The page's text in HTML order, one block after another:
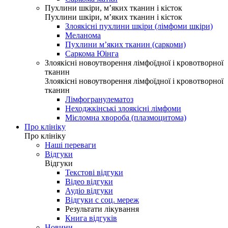
Пухлини шкіри, м’яких тканин і кісток
Пухлини шкіри, м’яких тканин і кісток
Злоякісні пухлини шкіри (лімфоми шкіри)
Меланома
Пухлини м’яких тканин (саркоми)
Саркома Юінга
Злоякісні новоутворення лімфоїдної і кровотворної
тканин
Злоякісні новоутворення лімфоїдної і кровотворної
тканин
Лімфогранулематоз
Неходжкінські злоякісні лімфоми
Мієломна хвороба (плазмоцитома)
Про клініку
Про клініку
Наші переваги
Відгуки
Відгуки
Текстові відгуки
Відео відгуки
Аудіо відгуки
Відгуки с соц. мереж
Результати лікування
Книга відгуків